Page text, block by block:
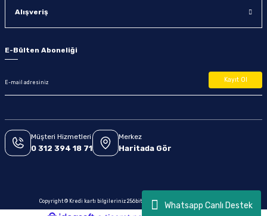
Whatsapp Canlı Destek
Alışveriş
E-Bülten Aboneliği
Kayıt Ol
Müşteri Hizmetleri
0 312 394 18 71
Merkez
Haritada Gör
Copyright © Kredi kartı bilgileriniz 256bit SSL sertifikası ile korunmaktadır.